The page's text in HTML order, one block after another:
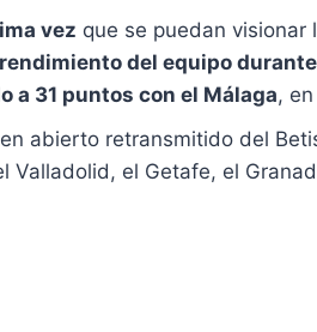
vez que se puedan
del equipo
a 31 puntos con el Málaga,
abierto retransmitido del
Valladolid, el Getafe, el